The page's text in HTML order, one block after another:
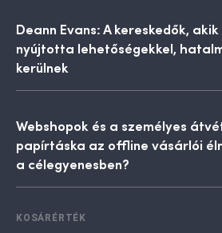
Deann Evans: A kereskedők,
nyújtotta lehetőségekkel,
kerülnek
Webshopok és a személyes
papírtáska az offline vásárlói
a célegyenesben?
KOSÁRÉRTÉK